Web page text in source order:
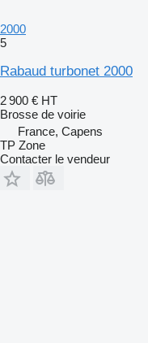
2000
5
Rabaud turbonet 2000
2 900 € HT
Brosse de voirie
France, Capens
TP Zone
Contacter le vendeur